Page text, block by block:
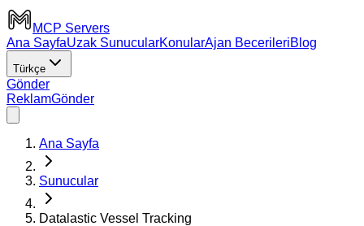
MCP Servers
Ana SayfaUzak SunucularKonularAjan BecerileriBlog
Türkçe
Gönder
ReklamGönder
Ana Sayfa
Sunucular
Datalastic Vessel Tracking